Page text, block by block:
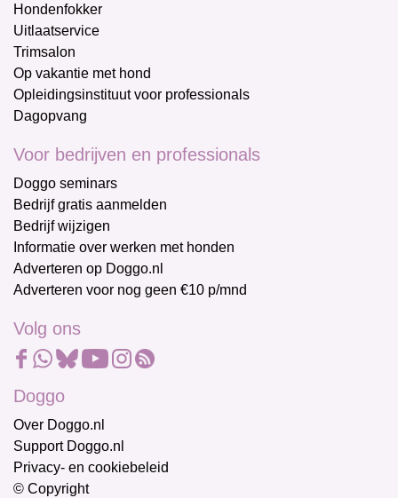
Hondenfokker
Uitlaatservice
Trimsalon
Op vakantie met hond
Opleidingsinstituut voor professionals
Dagopvang
Voor bedrijven en professionals
Doggo seminars
Bedrijf gratis aanmelden
Bedrijf wijzigen
Informatie over werken met honden
Adverteren op Doggo.nl
Adverteren voor nog geen €10 p/mnd
Volg ons
Doggo
Over Doggo.nl
Support Doggo.nl
Privacy- en cookiebeleid
© Copyright